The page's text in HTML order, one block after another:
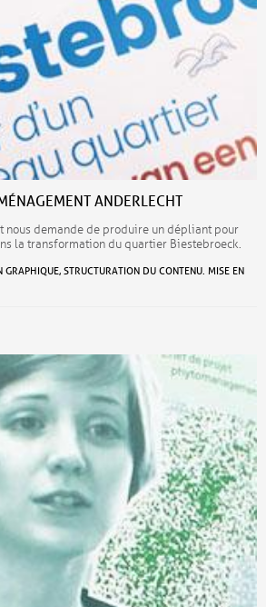
ANDERLECHT
nous demande de produire un dépliant pour
la transformation du quartier Biestebroeck.
GRAPHIQUE, STRUCTURATION DU CONTENU. MISE EN